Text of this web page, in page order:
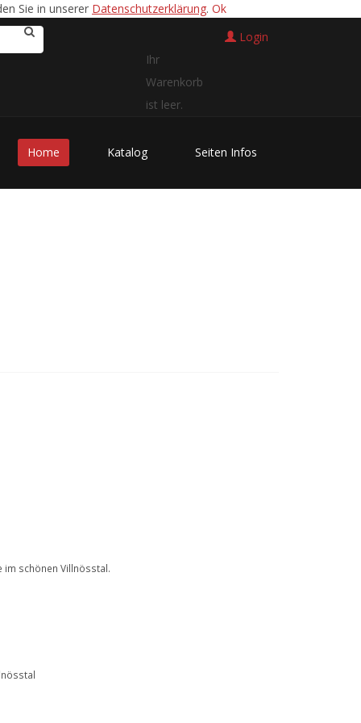
Sie in unserer Datenschutzerklärung. Ok
Ihr
Warenkorb
ist leer.
Login
Home Katalog Seiten Infos
im schönen Villnösstal.